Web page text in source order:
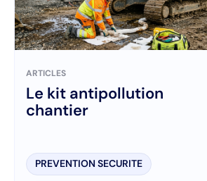
ARTICLES
Le kit antipollution
chantier
PREVENTION SECURITE